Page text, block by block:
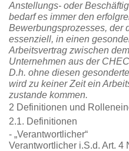
Anstellungs- oder
bedarf es immer den
Bewerbungsprozesses, der
essenziell, in einen
Arbeitsvertrag zwischen
Unternehmen aus der
D.h. ohne diesen
wird zu keiner Zeit ein
zustande kommen.
2 Definitionen und
2.1. Definitionen
- „Verantwortlicher“
Verantwortlicher i.S.d. Art. 4